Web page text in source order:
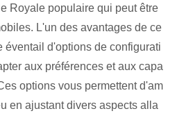
⁢Royale ⁤populaire​ qui peut être
L'un des avantages de ce
éventail d'options de configurati
aux préférences et aux capa
options vous permettent d'am
en ajustant divers aspects alla